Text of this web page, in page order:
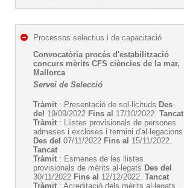
Processos selectius i de capacitació
Convocatòria procés d'estabilització
concurs mèrits CFS ciències de la mar,
Mallorca
Servei de Selecció
Tràmit : Presentació de sol·licituds Des
del 19/09/2022 Fins al 17/10/2022. Tancat
Tràmit : Llistes provisionals de persones
admeses i excloses i termini d'al·legacions
Des del 07/11/2022 Fins al 15/11/2022.
Tancat
Tràmit : Esmenes de les llistes
provisionals de mèrits al·legats Des del
30/11/2022 Fins al 12/12/2022. Tancat
Tràmit : Acreditació dels mèrits al·legats